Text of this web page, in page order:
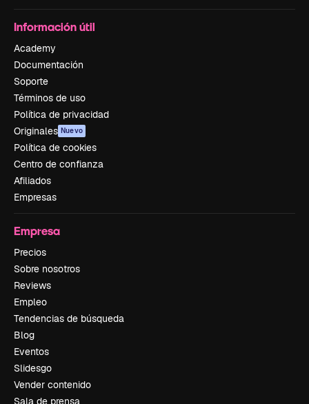
Información útil
Academy
Documentación
Soporte
Términos de uso
Política de privacidad
Originales Nuevo
Política de cookies
Centro de confianza
Afiliados
Empresas
Empresa
Precios
Sobre nosotros
Reviews
Empleo
Tendencias de búsqueda
Blog
Eventos
Slidesgo
Vender contenido
Sala de prensa